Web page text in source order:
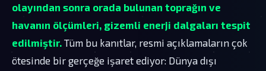
olayından sonra orada bulunan toprağın ve
havanın ölçümleri, gizemli enerji dalgaları tespit
edilmiştir. Tüm bu kanıtlar, resmi açıklamaların çok
ötesinde bir gerçeğe işaret ediyor: Dünya dışı